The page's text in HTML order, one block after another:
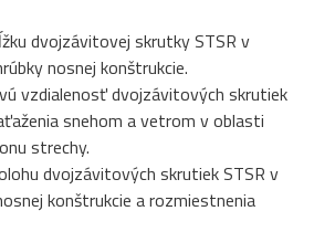
dvojzávitovej skrutky STSR v
nosnej konštrukcie.
vzdialenosť dvojzávitových skrutiek
snehom a vetrom v oblasti
strechy.
dvojzávitových skrutiek STSR v
konštrukcie a rozmiestnenia